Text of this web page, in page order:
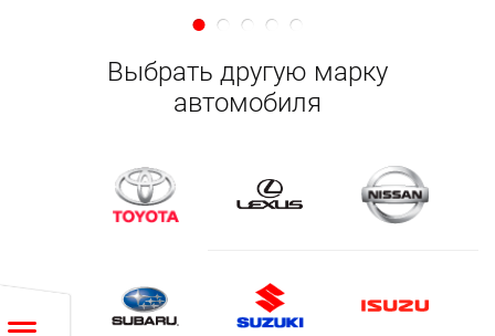
безопасность дальнейшего использования
самостоятельно лучше не вмешиваться, каким бы
простым ни казалось задание. Лучше без
выполнят все оперативно и качественно.
В центре «Токио Сервис» недорого проводят:
замену тормозной жидкости KIA;
замену масла в трансмиссии KIA;
Выбрать другую марку
автомобиля